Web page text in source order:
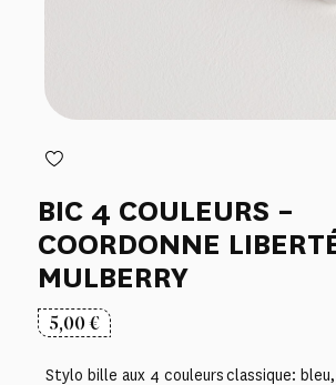
BIC 4 COULEURS –
COORDONNE
MULBERRY
5,00€
Stylo bille aux 4 couleurs classique: